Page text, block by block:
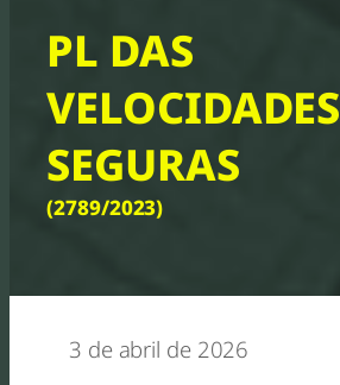
PL DAS
VELOCIDADES
SEGURAS
(2789/2023)
3 de abril de 2026